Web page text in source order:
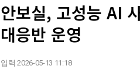
안보실, 고성능 AI
대응반 운영
입력 2026-05-13 11:18